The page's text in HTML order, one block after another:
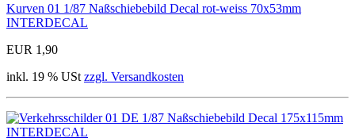
Kurven 01 1/87 Naßschiebebild Decal rot-weiss 70x53mm
INTERDECAL
EUR 1,90
inkl. 19 % USt zzgl. Versandkosten